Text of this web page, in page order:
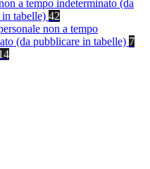
a tempo indeterminato (da
tabelle) 42
non a tempo
(da pubblicare in tabelle) 7